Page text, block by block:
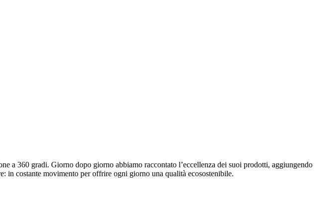
a 360 gradi. Giorno dopo giorno abbiamo raccontato l’eccellenza dei suoi prodotti, aggiungendo
in costante movimento per offrire ogni giorno una qualità ecosostenibile.